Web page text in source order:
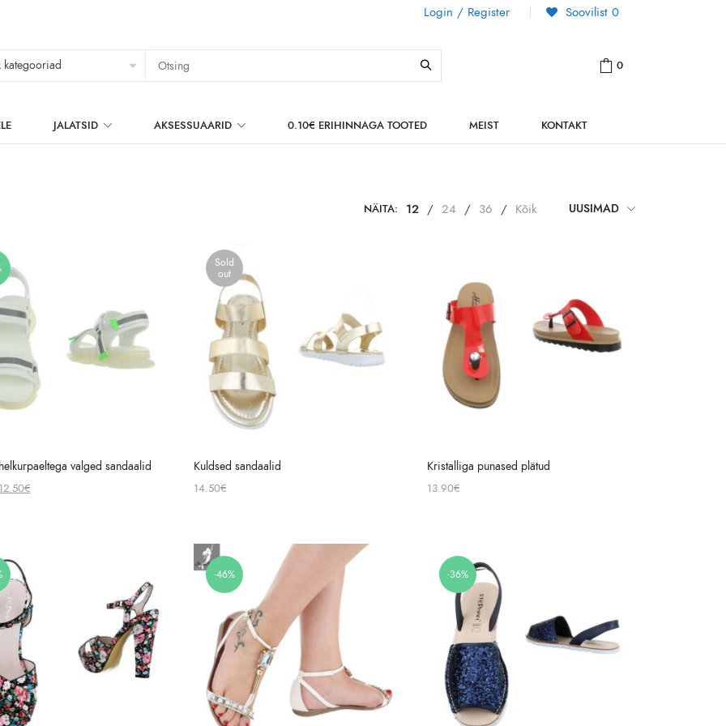
Login / Register Soovilist 0
0
JALATSID AKSESSUAARID 0.10€ ERIHINNAGA TOOTED MEIST KONTAKT
NÄITA: 12 / 24 / 36 / Kõik UUSIMAD
valged sandaalid
Original
12.50€Current
Sold
out
Kuldsed sandaalid
14.50€
Kristalliga punased plätud
13.90€
-46% -36%